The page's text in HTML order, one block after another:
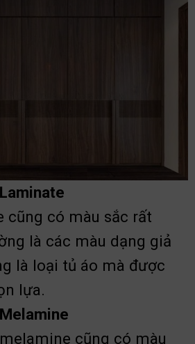
cũng có màu sắc rất
là các màu dạng giả
là loại tủ áo mà được
lựa.
cũng có màu